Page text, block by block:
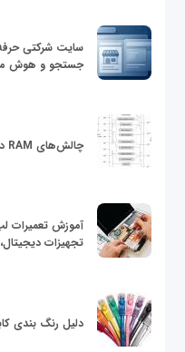
سایت شرکتی
جستجو و هوش
چالش‌های RAM در Workloadهای محاسباتی HPC
آموزش تعمیرات
تجهیزات
دلیل رنگ بندی